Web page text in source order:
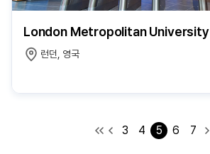
London Metropolitan University
런던, 영국
3 4 5 6 7